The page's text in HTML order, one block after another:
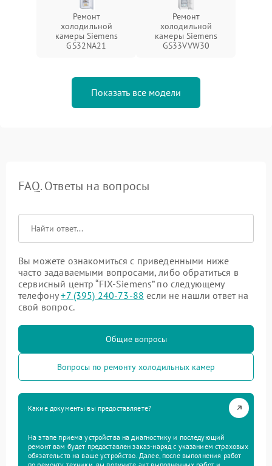
Ремонт
холодильной
камеры Siemens
GS32NA21
Ремонт
холодильной
камеры Siemens
GS33VVW30
Показать все модели
FAQ. Ответы на вопросы
Вы можете ознакомиться с приведенными ниже
часто задаваемыми вопросами, либо обратиться в
сервисный центр “FIX-Siemens” по следующему
телефону+7 (395) 240-73-88 если не нашли ответ на
свой вопрос.
Общие вопросы
Вопросы по ремонту холодильных камер
Какие документы вы предоставляете?
На этапе приема устройства на диагностику и последующий
ремонт вам будет предоставлен заказ-наряд с указанием страховых
обязательств на ваше устройство. Далее, после выполнения работ